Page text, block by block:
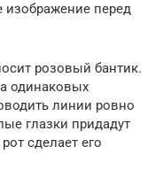
изображение перед
розовый бантик.
одинаковых
линии ровно
глазки придадут
сделает его